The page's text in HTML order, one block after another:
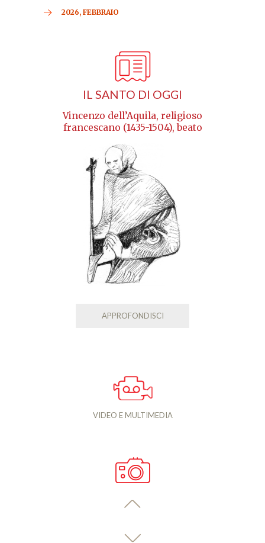
2026, FEBBRAIO
IL SANTO DI OGGI
Vincenzo dell’Aquila, religioso
francescano (1435-1504), beato
APPROFONDISCI
VIDEO E MULTIMEDIA